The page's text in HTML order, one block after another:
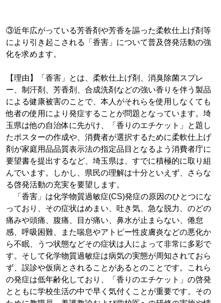
③近年広がっている芳香剤や芳香を謳った柔軟仕上げ剤等
により引き起こされる「香害」について普及啓発活動の強
化を求めます。
【理由】「香害」とは、柔軟仕上げ剤、消臭除菌スプレ
ー、制汗剤、芳香剤、合成洗剤などの強い香りを伴う製品
による健康被害のことで、本人がそれらを使用しなくても
他者の使用により発症することが問題となっています。埼
玉県は他の自治体に先がけ、「香りのエチケット」と題し
たポスターの作成や、消費者が選択するために柔軟仕上げ
剤が家庭用品品質表示法の指定品目となるよう消費者庁に
要望書を提出するなど、埼玉県は、すでに積極的に取り組
んでいます。しかし、県民の理解は十分といえず、さらな
る啓発活動の充実を要望します。
「香害」は化学物質過敏症(CS)発症の原因のひとつにな
っており、その症状はめまい、吐き気、急な脱力、のどの
痛みや頭痛、腹痛、目が痛い、鼻水が止まらない、倦怠
感、呼吸困難、また喘息やアトピー性皮膚炎などの悪化か
ら不眠、うつ状態などその症状は人によって非常に多彩で
す。そして化学物質過敏症は病気の実態が周知されておら
ず、誤診や仮病とされることがあるとのことです。これら
の発症は低年齢化しており、「香りのエチケット」の啓発
とともに学校生活の中で早く気付くことが重要です。その